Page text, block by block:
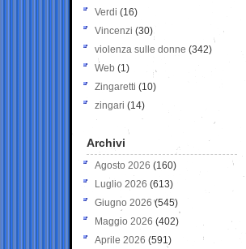
Verdi (16)
Vincenzi (30)
violenza sulle donne (342)
Web (1)
Zingaretti (10)
zingari (14)
Archivi
Agosto 2026 (160)
Luglio 2026 (613)
Giugno 2026 (545)
Maggio 2026 (402)
Aprile 2026 (591)